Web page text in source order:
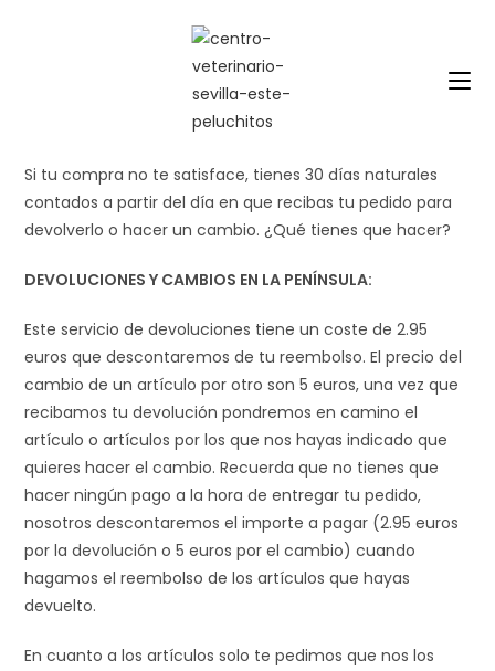
Si tu compra no te satisface, tienes 30 días naturales
contados a partir del día en que recibas tu pedido para
devolverlo o hacer un cambio. ¿Qué tienes que hacer?
DEVOLUCIONES Y CAMBIOS EN LA PENÍNSULA:
Este servicio de devoluciones tiene un coste de 2.95
euros que descontaremos de tu reembolso. El precio del
cambio de un artículo por otro son 5 euros, una vez que
recibamos tu devolución pondremos en camino el
artículo o artículos por los que nos hayas indicado que
quieres hacer el cambio. Recuerda que no tienes que
hacer ningún pago a la hora de entregar tu pedido,
nosotros descontaremos el importe a pagar (2.95 euros
por la devolución o 5 euros por el cambio) cuando
hagamos el reembolso de los artículos que hayas
devuelto.
En cuanto a los artículos solo te pedimos que nos los